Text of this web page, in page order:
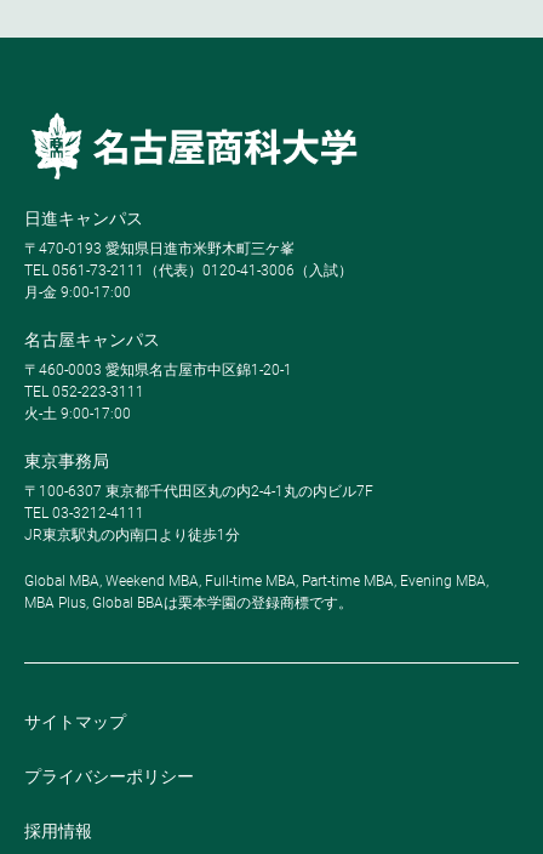
日進キャンパス
〒470-0193 愛知県日進市米野木町三ケ峯
TEL 0561-73-2111（代表）0120-41-3006（入試）
月-金 9:00-17:00
名古屋キャンパス
〒460-0003 愛知県名古屋市中区錦1-20-1
TEL 052-223-3111
火-土 9:00-17:00
東京事務局
〒100-6307 東京都千代田区丸の内2-4-1丸の内ビル7F
TEL 03-3212-4111
JR東京駅丸の内南口より徒歩1分
Global MBA, Weekend MBA, Full-time MBA, Part-time MBA, Evening MBA,
MBA Plus, Global BBAは栗本学園の登録商標です。
サイトマップ
プライバシーポリシー
採用情報